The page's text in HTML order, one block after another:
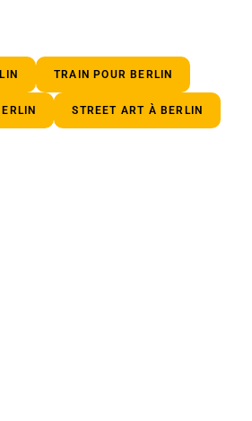
TRAIN POUR BERLIN
STREET ART À BERLIN